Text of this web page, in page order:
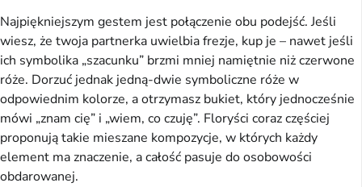
Najpiękniejszym gestem jest połączenie obu podejść. Jeśli
wiesz, że twoja partnerka uwielbia frezje, kup je – nawet jeśli
ich symbolika „szacunku” brzmi mniej namiętnie niż czerwone
róże. Dorzuć jednak jedną-dwie symboliczne róże w
odpowiednim kolorze, a otrzymasz bukiet, który jednocześnie
mówi „znam cię” i „wiem, co czuję”. Floryści coraz częściej
proponują takie mieszane kompozycje, w których każdy
element ma znaczenie, a całość pasuje do osobowości
obdarowanej.